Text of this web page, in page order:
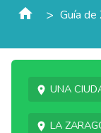
> Guía de
Una
La